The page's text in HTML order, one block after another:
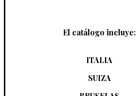
El catálogo incluye:
ITALIA
SUIZA